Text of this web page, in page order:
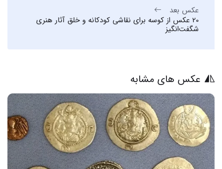
عکس بعد
20 عکس از کوسه برای نقاشی کودکانه و خلق آثار هنری
شگفت‌انگیز
عکس های مشابه